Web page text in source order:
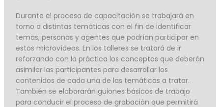
Durante el proceso de capacitación se trabajará en
torno a distintas temáticas con el fin de identificar
temas, personas y agentes que podrían participar en
estos microvídeos. En los talleres se tratará de ir
reforzando con la práctica los conceptos que deberán
asimilar las participantes para desarrollar los
contenidos de cada una de las temáticas a tratar.
También se elaborarán guiones básicos de trabajo
para conducir el proceso de grabación que permitirá